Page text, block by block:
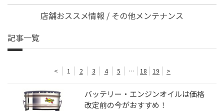
店舗おススメ情報 / その他メンテナンス
記事一覧
< 1 2 3 4 5 … 18 19 >
バッテリー・エンジンオイルは価格
改定前の今がおすすめ！